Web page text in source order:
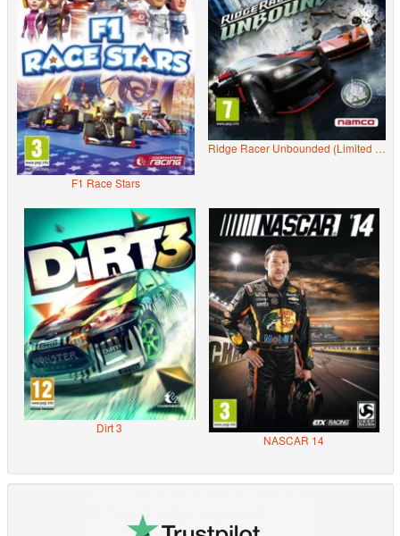
F1 Race Stars
Ridge Racer Unbounded (Limited Edition)
Dirt 3
NASCAR 14